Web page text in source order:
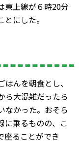
東上線が６時20分
にした。
んを朝食とし、
ら大混雑だったら
なかった。おそら
に乗るものの、こ
座ることができ